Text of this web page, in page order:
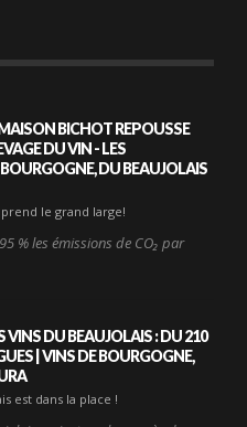
BICHOT REPOUSSE
DU VIN - LES
DU BEAUJOLAIS
le grand large!
% les émissions de CO₂ par
VINS DU BEAUJOLAIS : DU 210
| VINS DE BOURGOGNE,
est dans la place !